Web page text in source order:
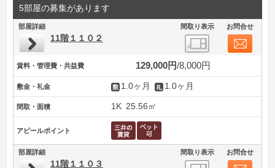
5部屋の募集があります
部屋詳細 間取り表示 お問合せ
11階１１０２
賃料・管理費・共益費 129,000円 8,000円
敷金・礼金 1.0ヶ月 1.0ヶ月
間取・面積 1K 25.56㎡
アピールポイント
部屋詳細 間取り表示 お問合せ
11階１１０３